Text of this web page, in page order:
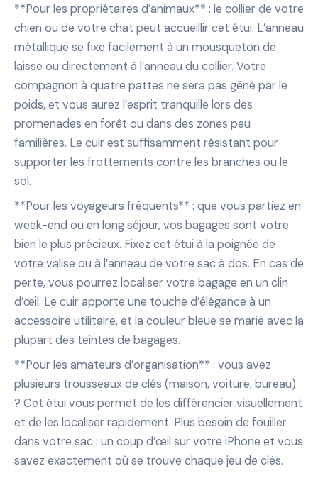
**Pour les propriétaires d’animaux** : le collier de votre
chien ou de votre chat peut accueillir cet étui. L’anneau
métallique se fixe facilement à un mousqueton de
laisse ou directement à l’anneau du collier. Votre
compagnon à quatre pattes ne sera pas gêné par le
poids, et vous aurez l’esprit tranquille lors des
promenades en forêt ou dans des zones peu
familières. Le cuir est suffisamment résistant pour
supporter les frottements contre les branches ou le
sol.
**Pour les voyageurs fréquents** : que vous partiez en
week-end ou en long séjour, vos bagages sont votre
bien le plus précieux. Fixez cet étui à la poignée de
votre valise ou à l’anneau de votre sac à dos. En cas de
perte, vous pourrez localiser votre bagage en un clin
d’œil. Le cuir apporte une touche d’élégance à un
accessoire utilitaire, et la couleur bleue se marie avec la
plupart des teintes de bagages.
**Pour les amateurs d’organisation** : vous avez
plusieurs trousseaux de clés (maison, voiture, bureau)
? Cet étui vous permet de les différencier visuellement
et de les localiser rapidement. Plus besoin de fouiller
dans votre sac : un coup d’œil sur votre iPhone et vous
savez exactement où se trouve chaque jeu de clés.